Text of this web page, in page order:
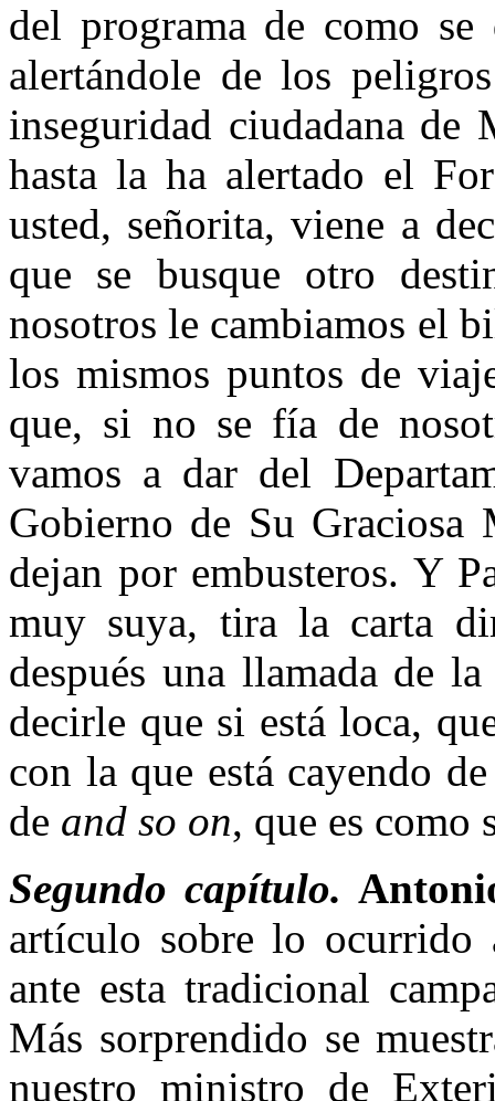
del programa de como
alertándole de los
inseguridad ciudadana de
hasta la ha alertado el
usted, señorita, viene a
que se busque otro
nosotros le cambiamos el
los mismos puntos de
que, si no se fía de
vamos a dar del
Gobierno de Su Graciosa
dejan por embusteros. Y
muy suya, tira la carta
después una llamada de
decirle que si está loca,
con la que está cayendo
de and so on, que es como
Segundo capítulo.
artículo sobre lo ocurrido
ante esta tradicional
Más sorprendido se
nuestro ministro de